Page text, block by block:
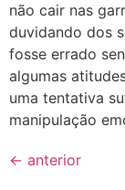
não cair nas
duvidando dos
fosse errado
algumas
uma tentativa
manipulação
← anterior